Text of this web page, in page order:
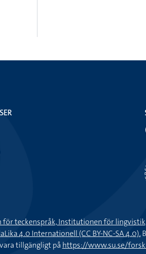
för teckenspråk, Institutionen för
4.0 Internationell (CC BY-NC-SA 4.0).
tillgängligt på https://www.su.se/